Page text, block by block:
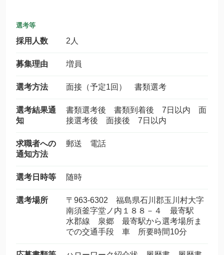
選考等
採用人数 2人
募集理由 増員
選考方法 面接（予定1回） 書類選考
選考結果通
知
書類選考後 書類到着後 7日以内 面
接選考後 面接後 7日以内
求職者への
通知方法
郵送 電話
選考日時等 随時
選考場所
〒963-6302 福島県石川郡玉川村大字
南須釜字堂ノ内１８８－４ 最寄駅
水郡線 泉郷 最寄駅から選考場所ま
での交通手段 車 所要時間10分